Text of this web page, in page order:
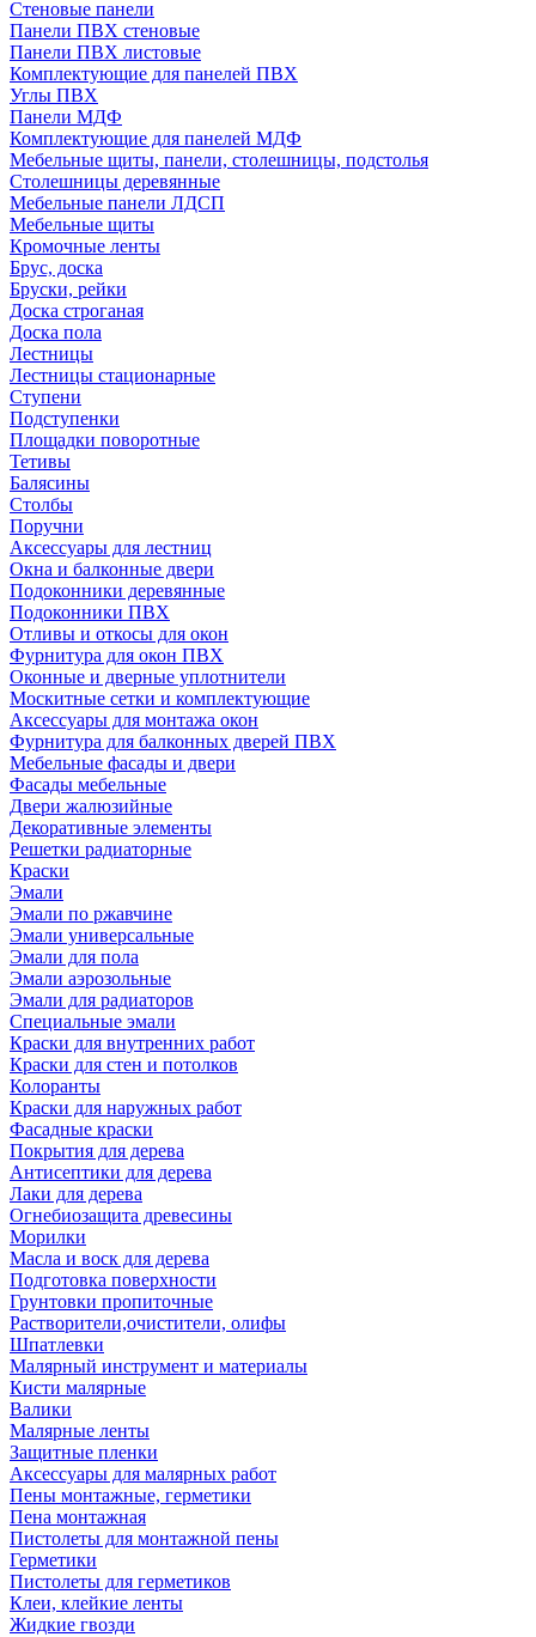
Стеновые панели
Панели ПВХ стеновые
Панели ПВХ листовые
Комплектующие для панелей ПВХ
Углы ПВХ
Панели МДФ
Комплектующие для панелей МДФ
Мебельные щиты, панели, столешницы, подстолья
Столешницы деревянные
Мебельные панели ЛДСП
Мебельные щиты
Кромочные ленты
Брус, доска
Бруски, рейки
Доска строганая
Доска пола
Лестницы
Лестницы стационарные
Ступени
Подступенки
Площадки поворотные
Тетивы
Балясины
Столбы
Поручни
Аксессуары для лестниц
Окна и балконные двери
Подоконники деревянные
Подоконники ПВХ
Отливы и откосы для окон
Фурнитура для окон ПВХ
Оконные и дверные уплотнители
Москитные сетки и комплектующие
Аксессуары для монтажа окон
Фурнитура для балконных дверей ПВХ
Мебельные фасады и двери
Фасады мебельные
Двери жалюзийные
Декоративные элементы
Решетки радиаторные
Краски
Эмали
Эмали по ржавчине
Эмали универсальные
Эмали для пола
Эмали аэрозольные
Эмали для радиаторов
Специальные эмали
Краски для внутренних работ
Краски для стен и потолков
Колоранты
Краски для наружных работ
Фасадные краски
Покрытия для дерева
Антисептики для дерева
Лаки для дерева
Огнебиозащита древесины
Морилки
Масла и воск для дерева
Подготовка поверхности
Грунтовки пропиточные
Растворители,очистители, олифы
Шпатлевки
Малярный инструмент и материалы
Кисти малярные
Валики
Малярные ленты
Защитные пленки
Аксессуары для малярных работ
Пены монтажные, герметики
Пена монтажная
Пистолеты для монтажной пены
Герметики
Пистолеты для герметиков
Клеи, клейкие ленты
Жидкие гвозди